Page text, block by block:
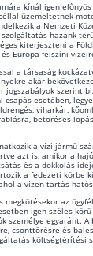
kínál igen
üzemeltetnek
a Nemzeti
hazánk
kiterjeszteni a
Európa felszíni
a társaság
akár
jogszabályok szerint
esetében,
viharkár,
betöréses
a vízi jármű
azt is, amikor a
és a dokkolás
a fedezeti körbe
a vízen tartás
az
igen széles
személye egyaránt.
csonttörésre és
költségtérítési